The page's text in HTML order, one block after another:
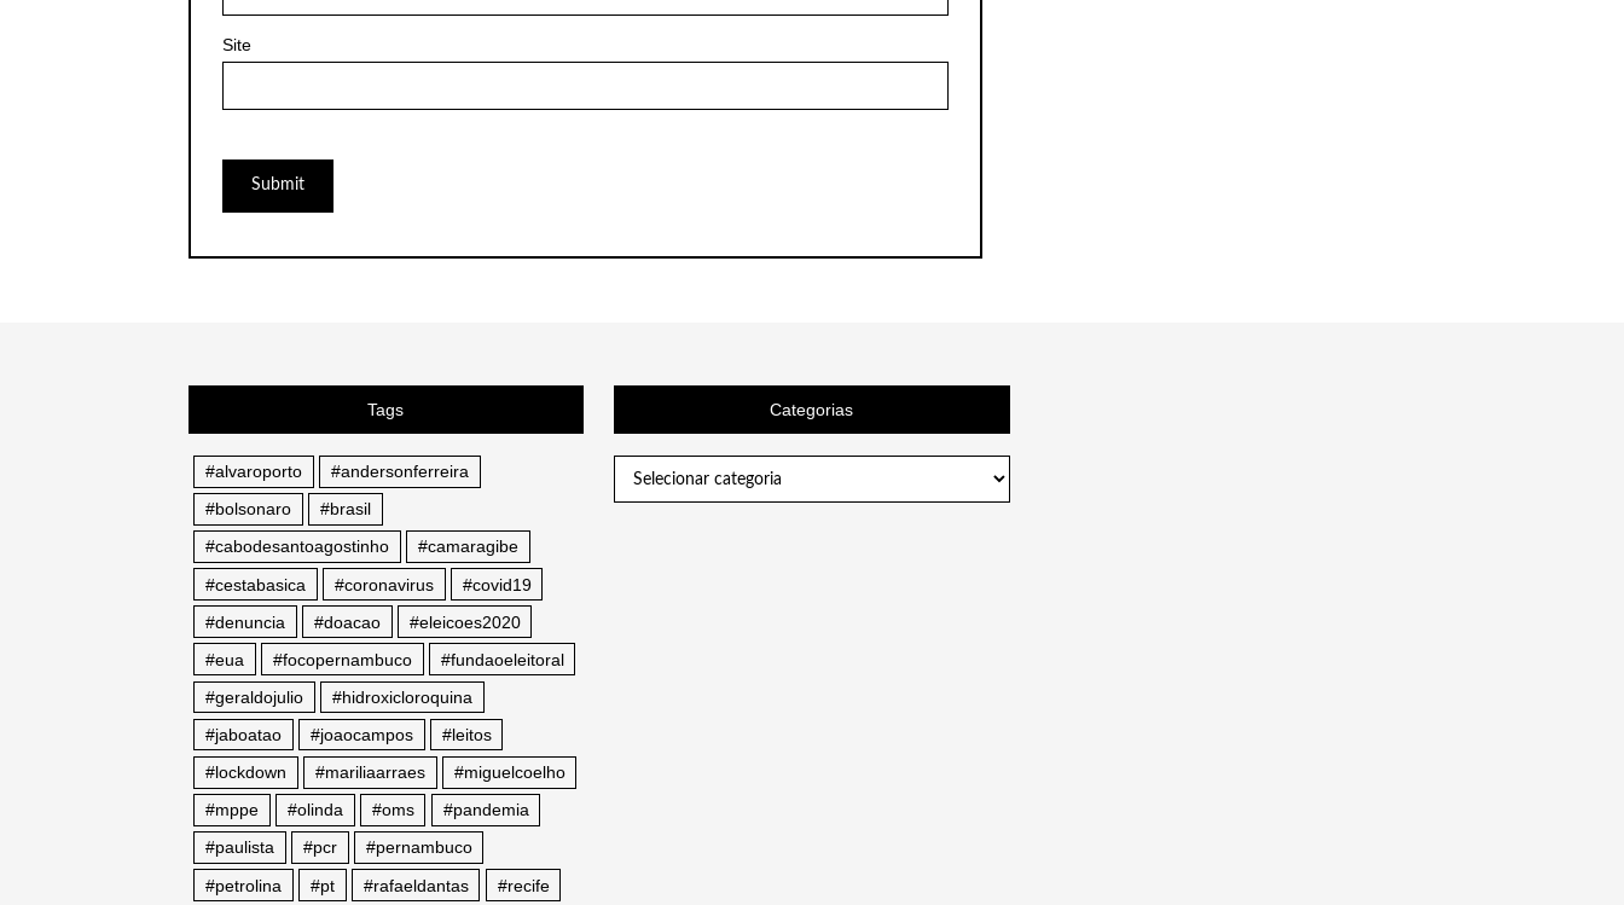
Site
Tags
#alvaroporto
#andersonferreira
#bolsonaro
#brasil
#cabodesantoagostinho
#camaragibe
#cestabasica
#coronavirus
#covid19
#denuncia
#doacao
#eleicoes2020
#eua
#focopernambuco
#fundaoeleitoral
#geraldojulio
#hidroxicloroquina
#jaboatao
#joaocampos
#leitos
#lockdown
#mariliaarraes
#miguelcoelho
#mppe
#olinda #oms
#pandemia
#paulista
#pcr
#pernambuco
#petrolina
#pt #rafaeldantas #recife
Categorias